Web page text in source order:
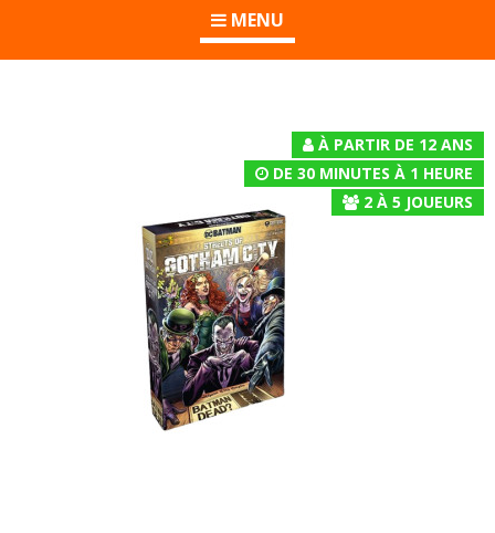
MENU
À PARTIR DE 12 ANS
DE 30 MINUTES À 1 HEURE
2 À 5 JOUEURS